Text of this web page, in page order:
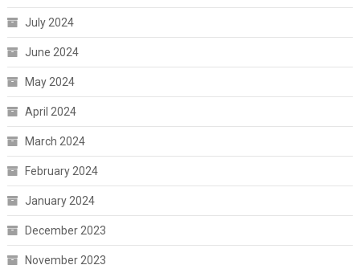
July 2024
June 2024
May 2024
April 2024
March 2024
February 2024
January 2024
December 2023
November 2023